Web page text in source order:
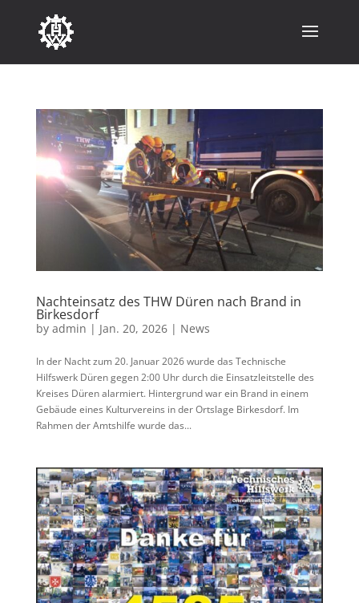
Nachteinsatz des THW Düren nach Brand in
Birkesdorf
by admin | Jan. 20, 2026| News
In der Nacht zum 20. Januar 2026 wurde das Technische
Hilfswerk Düren gegen 2:00 Uhr durch die Einsatzleitstelle des
Kreises Düren alarmiert. Hintergrund war ein Brand in einem
Gebäude eines Kulturvereins in der Ortslage Birkesdorf. Im
Rahmen der Amtshilfe wurde das...